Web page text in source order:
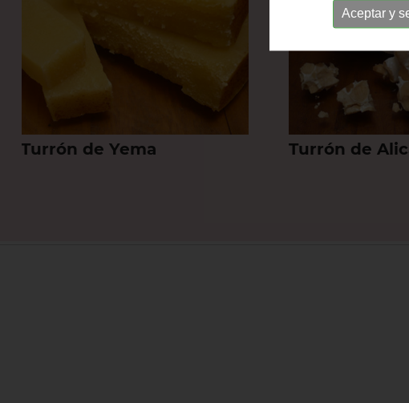
Turrón de Yema Turrón de
Aceptar y